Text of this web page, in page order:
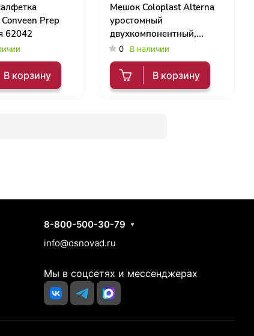
Prep
62042
В корзину
Мешок Coloplast Alterna
уростомный
двухкомпонентный,
дренируемый,
прозрачный, с фланцем
0 В наличии
В корзину
8-800-500-30-79
info@osnovad.ru
Мы в соцсетях и мессенджерах